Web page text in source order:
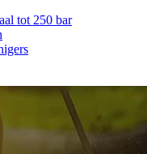
tot 250 bar